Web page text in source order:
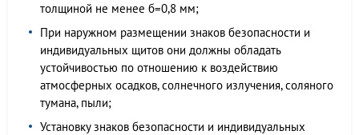
толщиной не менее б=0,8 мм;
При наружном размещении знаков безопасности и
индивидуальных щитов они должны обладать
устойчивостью по отношению к воздействию
атмосферных осадков, солнечного излучения, соляного
тумана, пыли;
Установку знаков безопасности и индивидуальных